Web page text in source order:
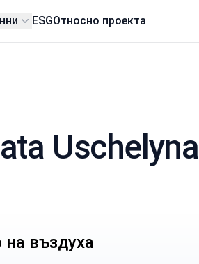
ESGОтносно проекта
Uschelyna
въздуха